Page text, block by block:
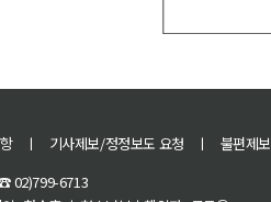
ㅣ 기사제보/정정보도 요청 ㅣ 불편제보
02)799-6713